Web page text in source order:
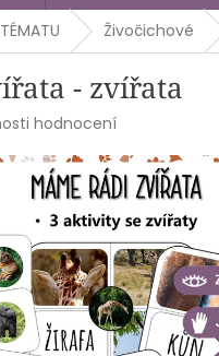
Živočichové
- zvířata
hodnocení